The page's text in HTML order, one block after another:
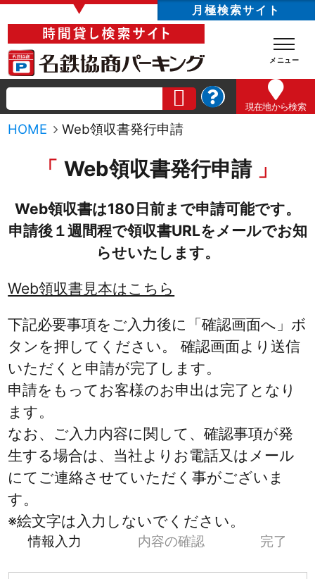
▼ 月極検索サイト
現在地から検索
HOME Web領収書発行申請
Web領収書発行申請
Web領収書は180日前まで申請可能です。
申請後１週間程で領収書URLをメールでお知
らせいたします。
Web領収書見本はこちら
下記必要事項をご入力後に「確認画面へ」ボ
タンを押してください。 確認画面より送信
いただくと申請が完了します。
申請をもってお客様のお申出は完了となり
ます。
なお、ご入力内容に関して、確認事項が発
生する場合は、当社よりお電話又はメール
にてご連絡させていただく事がございま
す。
※絵文字は入力しないでください。
情報入力 内容の確認 完了